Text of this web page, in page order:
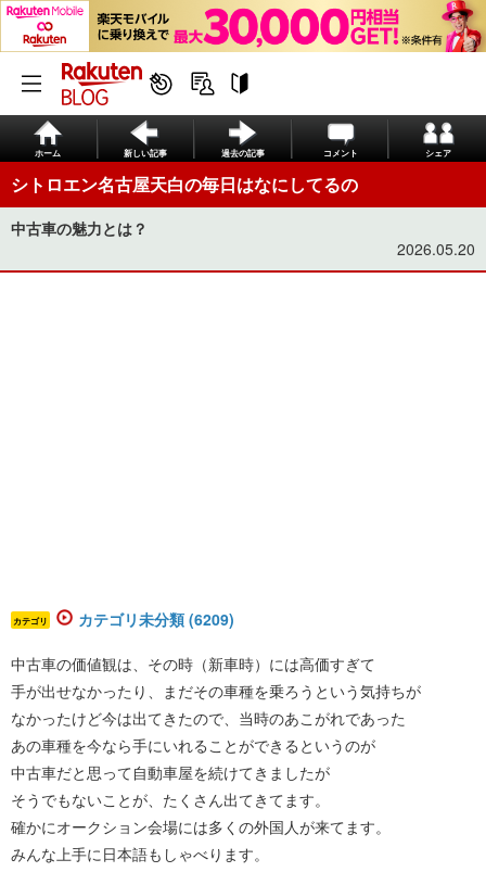
ホーム 新しい記事 過去の記事 コメント シェア
シトロエン名古屋天白の毎日はなにしてるの
中古車の魅力とは？
2026.05.20
カテゴリ カテゴリ未分類 (6209)
中古車の価値観は、その時（新車時）には高価すぎて
手が出せなかったり、まだその車種を乗ろうという気持ちが
なかったけど今は出てきたので、当時のあこがれであった
あの車種を今なら手にいれることができるというのが
中古車だと思って自動車屋を続けてきましたが
そうでもないことが、たくさん出てきてます。
確かにオークション会場には多くの外国人が来てます。
みんな上手に日本語もしゃべります。